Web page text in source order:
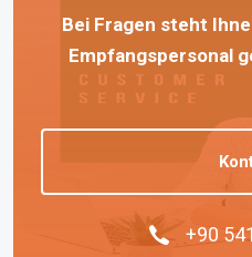
Bei Fragen steht
Empfangspersonal
+90